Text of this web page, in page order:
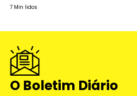
7 Min lidos
O Boletim Diário